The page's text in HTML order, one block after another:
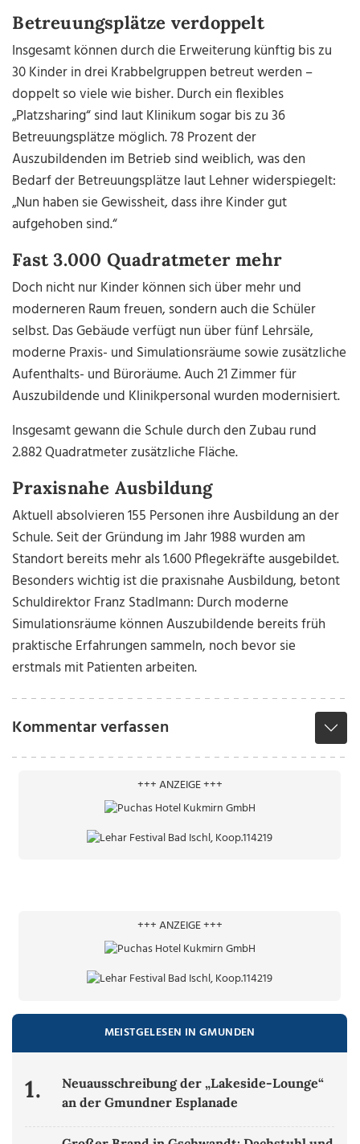
Betreuungsplätze verdoppelt
Insgesamt können durch die Erweiterung künftig bis zu
30 Kinder in drei Krabbelgruppen betreut werden –
doppelt so viele wie bisher. Durch ein flexibles
„Platzsharing“ sind laut Klinikum sogar bis zu 36
Betreuungsplätze möglich. 78 Prozent der
Auszubildenden im Betrieb sind weiblich, was den
Bedarf der Betreuungsplätze laut Lehner widerspiegelt:
„Nun haben sie Gewissheit, dass ihre Kinder gut
aufgehoben sind.“
Fast 3.000 Quadratmeter mehr
Doch nicht nur Kinder können sich über mehr und
moderneren Raum freuen, sondern auch die Schüler
selbst. Das Gebäude verfügt nun über fünf Lehrsäle,
moderne Praxis- und Simulationsräume sowie zusätzliche
Aufenthalts- und Büroräume. Auch 21 Zimmer für
Auszubildende und Klinikpersonal wurden modernisiert.
Insgesamt gewann die Schule durch den Zubau rund
2.882 Quadratmeter zusätzliche Fläche.
Praxisnahe Ausbildung
Aktuell absolvieren 155 Personen ihre Ausbildung an der
Schule. Seit der Gründung im Jahr 1988 wurden am
Standort bereits mehr als 1.600 Pflegekräfte ausgebildet.
Besonders wichtig ist die praxisnahe Ausbildung, betont
Schuldirektor Franz Stadlmann: Durch moderne
Simulationsräume können Auszubildende bereits früh
praktische Erfahrungen sammeln, noch bevor sie
erstmals mit Patienten arbeiten.
Kommentar verfassen
+++ ANZEIGE +++
+++ ANZEIGE +++
MEISTGELESEN IN GMUNDEN
1.
Neuausschreibung der „Lakeside-Lounge“
an der Gmundner Esplanade